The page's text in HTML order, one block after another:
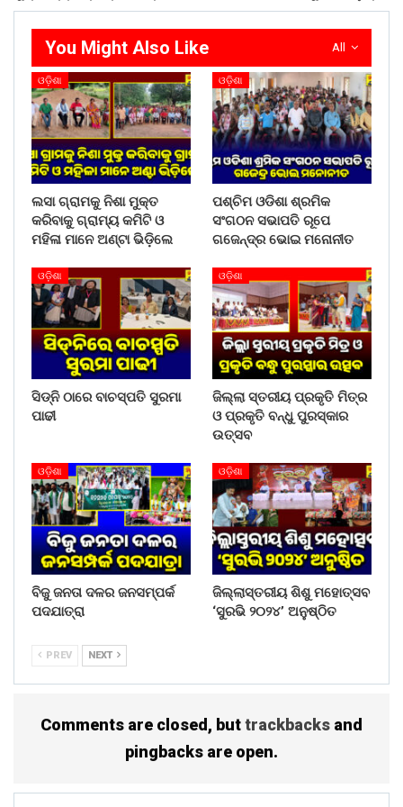
All
You Might Also Like
ଓଡ଼ିଶା
ଲସା ଗ୍ରାମକୁ ନିଶା ମୁକ୍ତ
କରିବାକୁ ଗ୍ରାମ୍ୟ କମିଟି ଓ
ମହିଳା ମାନେ ଅଣ୍ଟା ଭିଡ଼ିଲେ
ଓଡ଼ିଶା
ପଶ୍ଚିମ ଓଡିଶା ଶ୍ରମିକ
ସଂଗଠନ ସଭାପତି ରୂପେ
ଗଜେନ୍ଦ୍ର ଭୋଇ ମନୋନୀତ
ଓଡ଼ିଶା
ସିଡ୍‌ନି ଠାରେ ବାଚସ୍ପତି ସୁରମା
ପାଢୀ
ଓଡ଼ିଶା
ଜିଲ୍ଲା ସ୍ତରୀୟ ପ୍ରକୃତି ମିତ୍ର
ଓ ପ୍ରକୃତି ବନ୍ଧୁ ପୁରସ୍କାର
ଉତ୍ସବ
ଓଡ଼ିଶା
ବିଜୁ ଜନତା ଦଳର ଜନସମ୍ପର୍କ
ପଦଯାତ୍ରା
ଓଡ଼ିଶା
ଜିଲ୍ଲାସ୍ତରୀୟ ଶିଶୁ ମହୋତ୍ସବ
‘ସୁରଭି ୨୦୨୪’ ଅନୁଷ୍ଠିତ
PREV NEXT
Comments are closed, buttrackbacks and
pingbacks are open.